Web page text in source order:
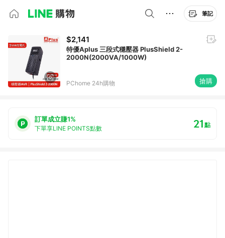
筆記
$2,141
特優Aplus 三段式穩壓器 PlusShield 2-
2000N(2000VA/1000W)
PChome 24h購物 搶購
訂單成立賺1%
下單享LINE POINTS點數 21點